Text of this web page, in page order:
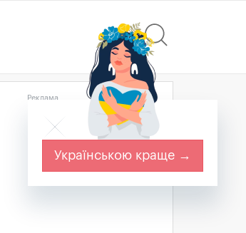
Реклама
Українською краще →